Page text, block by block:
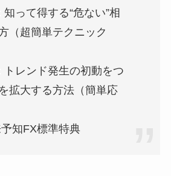
って得する“危ない”相
（超簡単テクニック
トレンド発生の初動をつ
拡大する方法（簡単応
知FX標準特典